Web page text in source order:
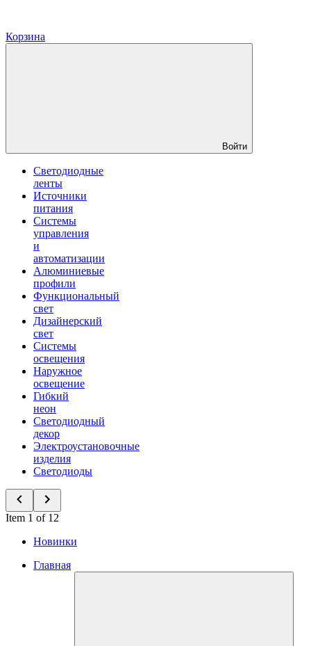
Корзина
Войти
Светодиодные
ленты
Источники
питания
Системы
управления
и
автоматизации
Алюминиевые
профили
Функциональный
свет
Дизайнерский
свет
Системы
освещения
Наружное
освещение
Гибкий
неон
Светодиодный
декор
Электроустановочные
изделия
Светодиоды
Item 1 of 12
Новинки
Главная